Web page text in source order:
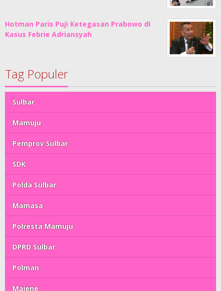
Hotman Paris Puji Ketegasan Prabowo di
Kasus Febrie Adriansyah
Tag Populer
Sulbar
Mamuju
Pemprov Sulbar
SDK
Polda Sulbar
Mamasa
Polresta Mamuju
DPRD Sulbar
Polman
Majene